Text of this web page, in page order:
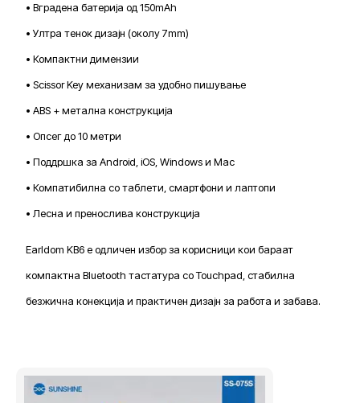
• Вградена батерија од 150mAh
• Ултра тенок дизајн (околу 7mm)
• Компактни димензии
• Scissor Key механизам за удобно пишување
• ABS + метална конструкција
• Опсег до 10 метри
• Поддршка за Android, iOS, Windows и Mac
• Компатибилна со таблети, смартфони и лаптопи
• Лесна и пренослива конструкција
Earldom KB6 е одличен избор за корисници кои бараат
компактна Bluetooth тастатура со Touchpad, стабилна
безжична конекција и практичен дизајн за работа и забава.